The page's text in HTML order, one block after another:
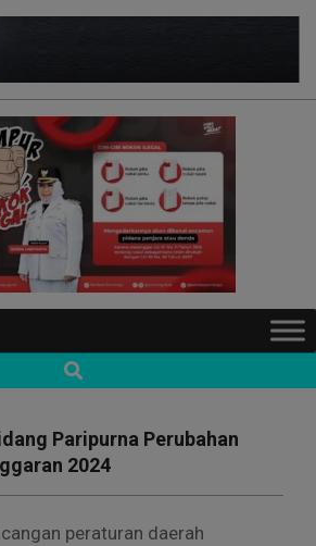
Search
Paripurna Perubahan
2024
peraturan daerah